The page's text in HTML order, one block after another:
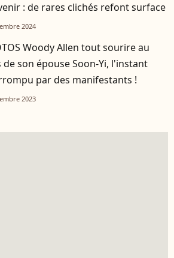
: de rares clichés refont surface
2024
Woody Allen tout sourire au
de son épouse Soon-Yi, l'instant
par des manifestants !
2023